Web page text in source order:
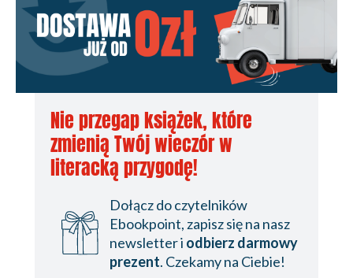
Nie przegap książek, które
zmienią Twój wieczór w
literacką przygodę!
Dołącz do czytelników
Ebookpoint, zapisz się na nasz
newsletter i odbierz darmowy
prezent. Czekamy na Ciebie!